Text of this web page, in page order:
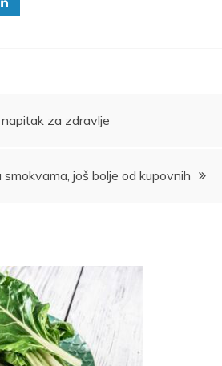
napitak za zdravlje
još bolje od kupovnih